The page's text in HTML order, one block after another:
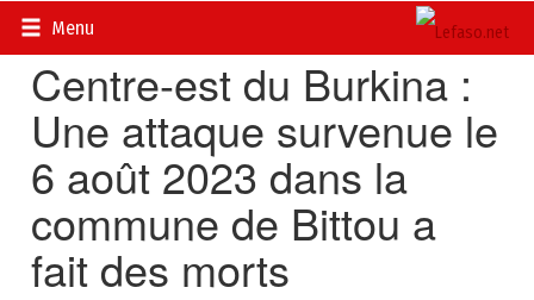
Menu
Accueil>
Centre-est du Burkina :
Une attaque survenue le
6 août 2023 dans la
commune de Bittou a
fait des morts